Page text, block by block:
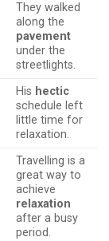
They walked
along the
pavement
under the
streetlights.
His hectic
schedule left
little time for
relaxation.
Travelling is a
great way to
achieve
relaxation
after a busy
period.